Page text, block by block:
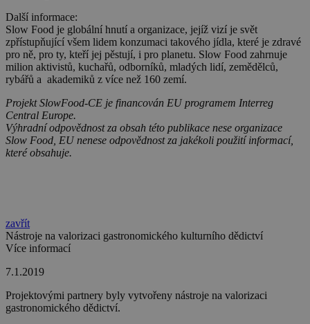
Další informace:
Slow Food je globální hnutí a organizace, jejíž vizí je svět
zpřístupňující všem lidem konzumaci takového jídla, které je zdravé
pro ně, pro ty, kteří jej pěstují, i pro planetu. Slow Food zahrnuje
milion aktivistů, kuchařů, odborníků, mladých lidí, zemědělců,
rybářů a akademiků z více než 160 zemí.
Projekt SlowFood-CE je financován EU programem Interreg
Central Europe.
Výhradní odpovědnost za obsah této publikace nese organizace
Slow Food, EU nenese odpovědnost za jakékoli použití informací,
které obsahuje.
zavřít
Nástroje na valorizaci gastronomického kulturního dědictví
Více informací
7.1.2019
Projektovými partnery byly vytvořeny nástroje na valorizaci
gastronomického dědictví.